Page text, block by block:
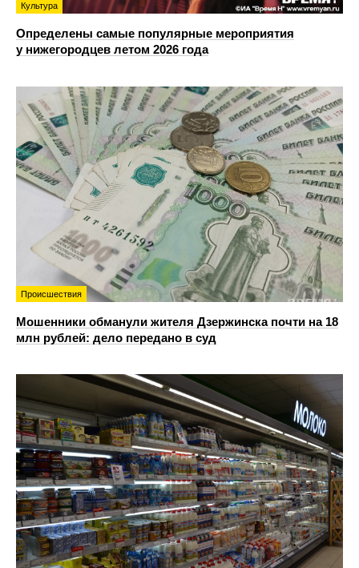
Культура
Определены самые популярные мероприятия
у нижегородцев летом 2026 года
Происшествия
Мошенники обманули жителя Дзержинска почти на 18
млн рублей: дело передано в суд